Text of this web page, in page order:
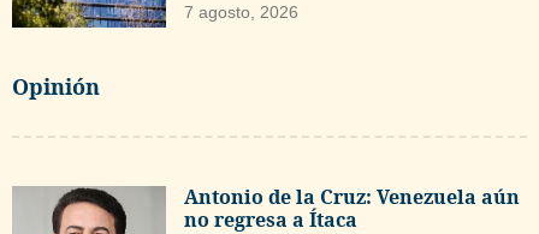
7 agosto, 2026
Opinión
Antonio de la Cruz: Venezuela aún
no regresa a Ítaca